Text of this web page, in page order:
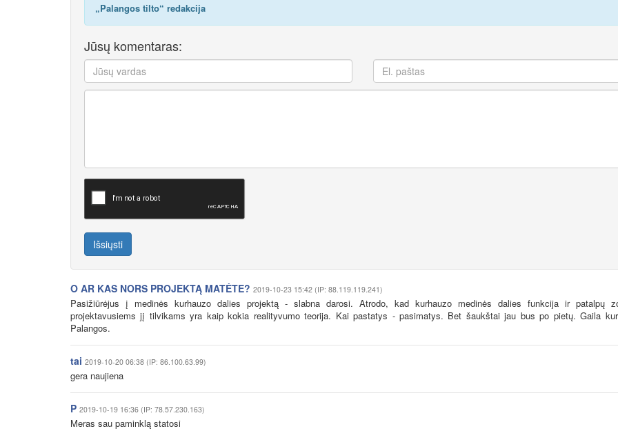
„Palangos tilto“ redakcija
Jūsų komentaras:
Išsiųsti
O AR KAS NORS PROJEKTĄ MATĖTE? 2019-10-23 15:42 (IP: 88.119.119.241)
Pasižiūrėjus į medinės kurhauzo dalies projektą - slabna darosi. Atrodo, kad kurhauzo medinės dalies funkcija ir patalpų
projektavusiems jį tilvikams yra kaip kokia realityvumo teorija. Kai pastatys - pasimatys. Bet šaukštai jau bus po pietų. Gaila
Palangos.
tai 2019-10-20 06:38 (IP: 86.100.63.99)
gera naujiena
P 2019-10-19 16:36 (IP: 78.57.230.163)
Meras sau paminklą statosi